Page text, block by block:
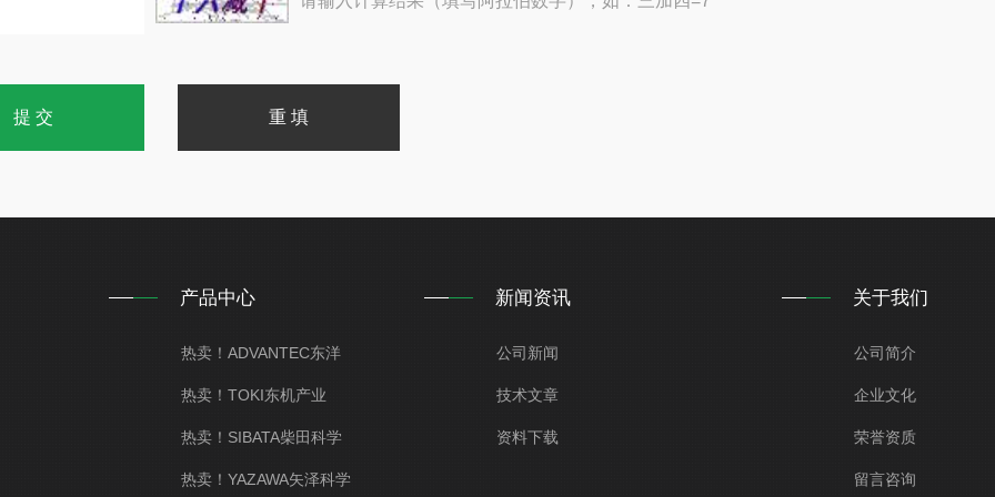
产品中心
热卖！ADVANTEC东洋
热卖！TOKI东机产业
热卖！SIBATA柴田科学
热卖！YAZAWA矢泽科学
新闻资讯
公司新闻
技术文章
资料下载
关于我们
公司简介
企业文化
荣誉资质
留言咨询